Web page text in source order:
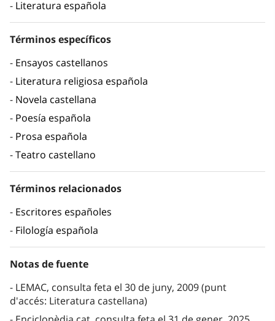
Literatura española
Términos específicos
Ensayos castellanos
Literatura religiosa española
Novela castellana
Poesía española
Prosa española
Teatro castellano
Términos relacionados
Escritores españoles
Filología española
Notas de fuente
LEMAC, consulta feta el 30 de juny, 2009 (punt
d'accés: Literatura castellana)